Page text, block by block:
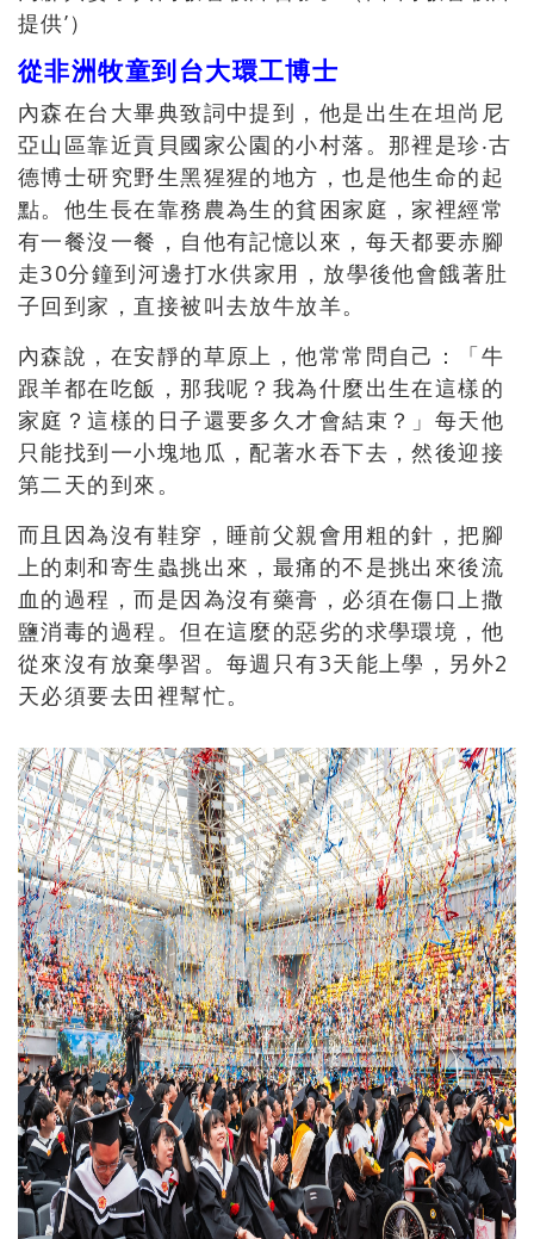
提供’）
從非洲牧童到台大環工博士
內森在台大畢典致詞中提到，他是出生在坦尚尼
亞山區靠近貢貝國家公園的小村落。那裡是珍‧古
德博士研究野生黑猩猩的地方，也是他生命的起
點。他生長在靠務農為生的貧困家庭，家裡經常
有一餐沒一餐，自他有記憶以來，每天都要赤腳
走30分鐘到河邊打水供家用，放學後他會餓著肚
子回到家，直接被叫去放牛放羊。
內森說，在安靜的草原上，他常常問自己：「牛
跟羊都在吃飯，那我呢？我為什麼出生在這樣的
家庭？這樣的日子還要多久才會結束？」每天他
只能找到一小塊地瓜，配著水吞下去，然後迎接
第二天的到來。
而且因為沒有鞋穿，睡前父親會用粗的針，把腳
上的刺和寄生蟲挑出來，最痛的不是挑出來後流
血的過程，而是因為沒有藥膏，必須在傷口上撒
鹽消毒的過程。但在這麼的惡劣的求學環境，他
從來沒有放棄學習。每週只有3天能上學，另外2
天必須要去田裡幫忙。